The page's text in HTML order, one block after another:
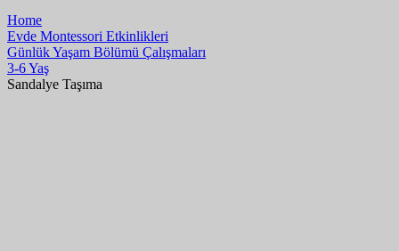
Home
Evde Montessori Etkinlikleri
Günlük Yaşam Bölümü Çalışmaları
3-6 Yaş
Sandalye Taşıma